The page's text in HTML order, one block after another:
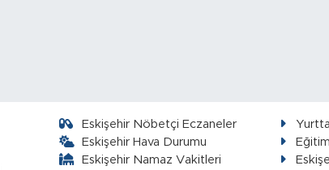
Eskişehir Nöbetçi Eczaneler
Eskişehir Hava Durumu
Eskişehir Namaz Vakitleri
Eğitim